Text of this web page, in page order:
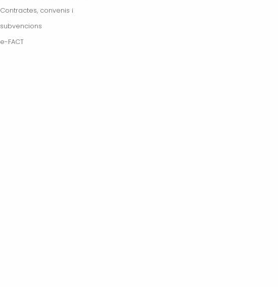
Contractes, convenis i
subvencions
e-FACT